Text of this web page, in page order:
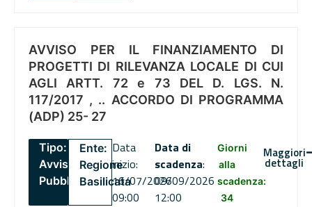
AVVISO PER IL FINANZIAMENTO DI
PROGETTI DI RILEVANZA LOCALE DI CUI
AGLI ARTT. 72 e 73 DEL D. LGS. N.
117/2017 , .. ACCORDO DI PROGRAMMA
(ADP) 25- 27
Tipo:
Avviso
Pubblico
Ente:
Regione
Basilicata
Data
inizio:
16/07/2026
09:00
Data di
scadenza:
09/09/2026
12:00
Giorni
alla
scadenza:
34
Maggiori
dettagli